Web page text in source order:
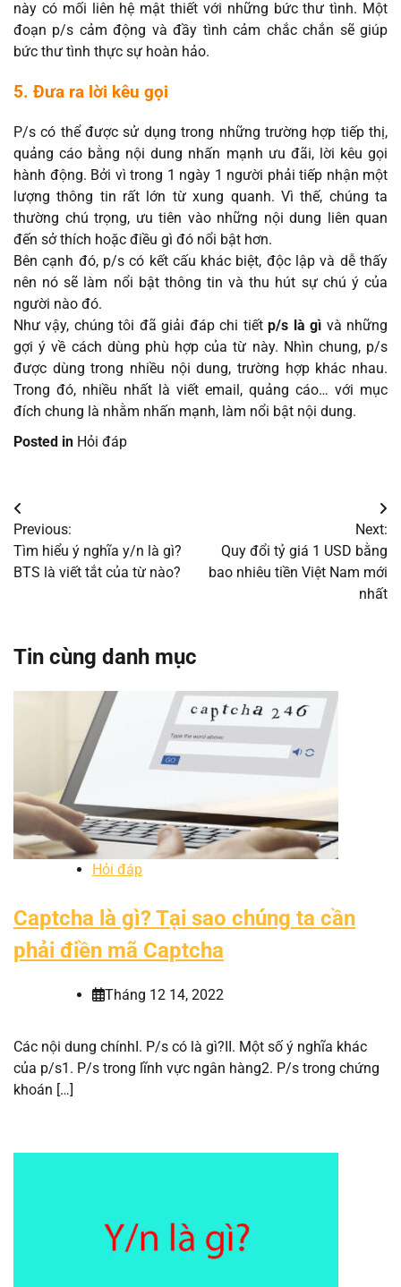
này có mối liên hệ mật thiết với những bức thư tình. Một
đoạn p/s cảm động và đầy tình cảm chắc chắn sẽ giúp
bức thư tình thực sự hoàn hảo.
5. Đưa ra lời kêu gọi
P/s có thể được sử dụng trong những trường hợp tiếp thị,
quảng cáo bằng nội dung nhấn mạnh ưu đãi, lời kêu gọi
hành động. Bởi vì trong 1 ngày 1 người phải tiếp nhận một
lượng thông tin rất lớn từ xung quanh. Vì thế, chúng ta
thường chú trọng, ưu tiên vào những nội dung liên quan
đến sở thích hoặc điều gì đó nổi bật hơn.
Bên cạnh đó, p/s có kết cấu khác biệt, độc lập và dễ thấy
nên nó sẽ làm nổi bật thông tin và thu hút sự chú ý của
người nào đó.
Như vậy, chúng tôi đã giải đáp chi tiếtp/s là gì và những
gợi ý về cách dùng phù hợp của từ này. Nhìn chung, p/s
được dùng trong nhiều nội dung, trường hợp khác nhau.
Trong đó, nhiều nhất là viết email, quảng cáo… với mục
đích chung là nhằm nhấn mạnh, làm nổi bật nội dung.
Posted in Hỏi đáp
Điều
hướng
bài
Previous:
Tìm hiểu ý nghĩa y/n là gì?
BTS là viết tắt của từ nào?
Next:
Quy đổi tỷ giá 1 USD bằng
bao nhiêu tiền Việt Nam mới
nhất
Tin cùng danh mục
Hỏi đáp
Captcha là gì? Tại sao chúng ta cần
phải điền mã Captcha
Tháng 12 14, 2022
Các nội dung chínhI. P/s có là gì?II. Một số ý nghĩa khác
của p/s1. P/s trong lĩnh vực ngân hàng2. P/s trong chứng
khoán […]